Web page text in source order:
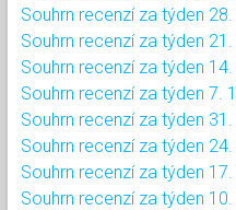
Souhrn recenzí za týden 28.
Souhrn recenzí za týden 21.
Souhrn recenzí za týden 14.
Souhrn recenzí za týden 7.
Souhrn recenzí za týden 31.
Souhrn recenzí za týden 24.
Souhrn recenzí za týden 17.
Souhrn recenzí za týden 10.